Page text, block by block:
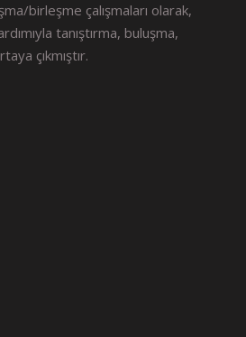
birleşme çalışmaları olarak,
tanıştırma, buluşma,
çıkmıştır.